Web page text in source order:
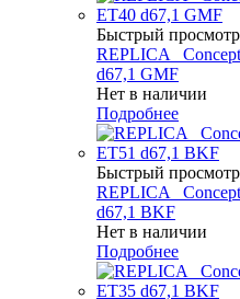
Быстрый просмотр
REPLICA
d67,1 GMF
Нет в наличии
Подробнее
Быстрый просмотр
REPLICA
d67,1 BKF
Нет в наличии
Подробнее